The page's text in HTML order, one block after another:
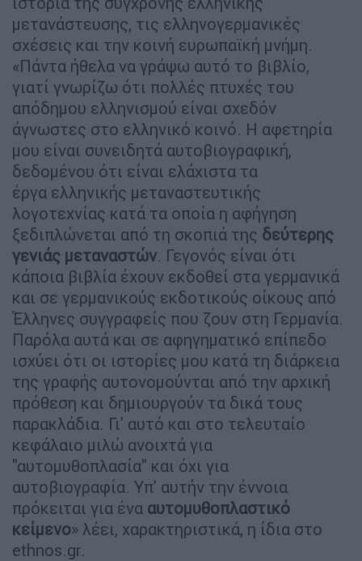
μετανάστευσης, τις ελληνογερμανικές
σχέσεις και την κοινή ευρωπαϊκή μνήμη.
«Πάντα ήθελα να γράψω αυτό το βιβλίο,
γιατί γνωρίζω ότι πολλές πτυχές του
απόδημου ελληνισμού είναι σχεδόν
άγνωστες στο ελληνικό κοινό. Η αφετηρία
μου είναι συνειδητά αυτοβιογραφική,
δεδομένου ότι είναι ελάχιστα τα
έργα ελληνικής μεταναστευτικής
λογοτεχνίας κατά τα οποία η αφήγηση
ξεδιπλώνεται από τη σκοπιά της δεύτερης
γενιάς μεταναστών. Γεγονός είναι ότι
κάποια βιβλία έχουν εκδοθεί στα γερμανικά
και σε γερμανικούς εκδοτικούς οίκους από
Έλληνες συγγραφείς που ζουν στη Γερμανία.
Παρόλα αυτά και σε αφηγηματικό επίπεδο
ισχύει ότι οι ιστορίες μου κατά τη διάρκεια
της γραφής αυτονομούνται από την αρχική
πρόθεση και δημιουργούν τα δικά τους
παρακλάδια. Γι' αυτό και στο τελευταίο
κεφάλαιο μιλώ ανοιχτά για
"αυτομυθοπλασία" και όχι για
αυτοβιογραφία. Υπ' αυτήν την έννοια
πρόκειται για ένα αυτομυθοπλαστικό
κείμενο» λέει, χαρακτηριστικά, η ίδια στο
ethnos.gr.